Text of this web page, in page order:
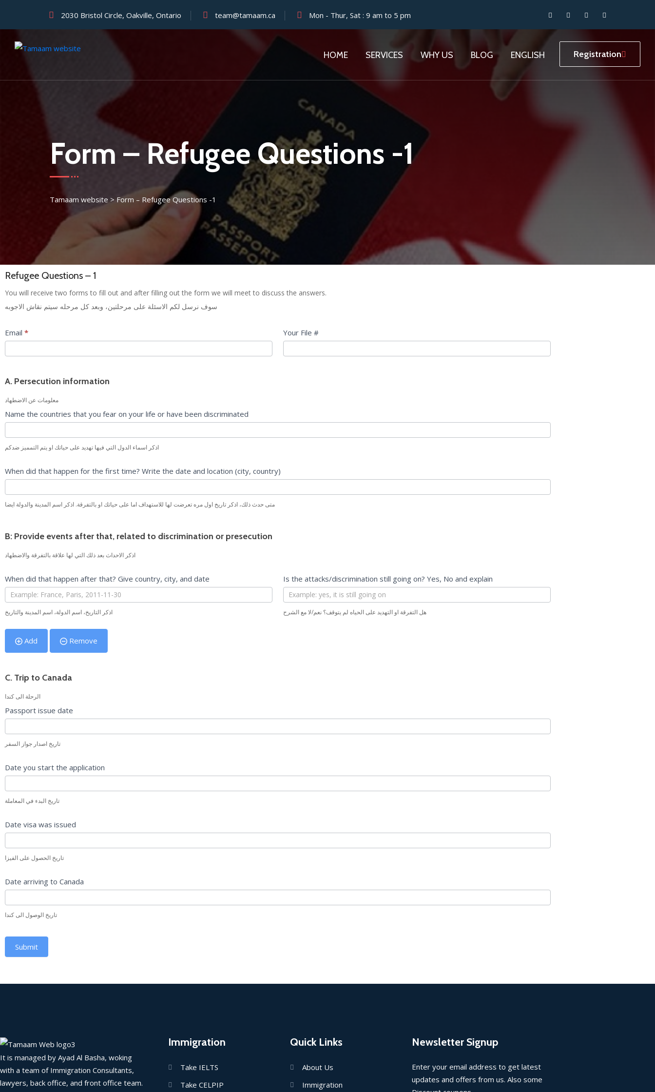
2030 Bristol Circle, Oakville, Ontario team@tamaam.ca Mon - Thur, Sat : 9 am to 5 pm
HOME SERVICES WHY US BLOG ENGLISH Registration
Form – Refugee Questions -1
Tamaam website >Form – Refugee Questions -1
Refugee Questions – 1
In
Canada
Refugee
-
First
set
questions
You will receive two forms to fill out and after filling out the form we will meet to discuss the answers.
سوف نرسل لكم الاسئلة على مرحلتين، وبعد كل مرحله سيتم نقاش الاجوبه
Email * Your File #
A. Persecution information
معلومات عن الاضطهاد
Name the countries that you fear on your life or have been discriminated
اذكر اسماء الدول التي فيها تهديد على حياتك او يتم التمميز ضدكم
When did that happen for the first time? Write the date and location (city, country)
متى حدث ذلك، اذكر تاريخ اول مره تعرضت لها للاستهداف اما على حياتك او بالتفرقة. اذكر اسم المدينة والدولة ايضا
B: Provide events after that, related to discrimination or presecution
اذكر الاحداث بعد ذلك التي لها علاقة بالتفرقة والاضطهاد
When did that happen after that? Give country, city, and date
اذكر التاريخ، اسم الدولة، اسم المدينة والتاريخ
Is the attacks/discrimination still going on? Yes, No and explain
هل التفرقة او التهديد على الحياه لم يتوقف؟ نعم/لا مع الشرح
Add Remove
C. Trip to Canada
الرحلة الى كندا
Passport issue date
تاريخ اصدار جواز السفر
Date you start the application
تاريخ البدء في المعاملة
Date visa was issued
تاريخ الحصول على الفيزا
Date arriving to Canada
تاريخ الوصول الى كندا
Submit
It is managed by Ayad Al Basha, woking
with a team of Immigration Consultants,
lawyers, back office, and front office team.
Immigration
Take IELTS
Take CELPIP
Quick Links
About Us
Immigration
Newsletter Signup
Enter your email address to get latest
updates and offers from us. Also some